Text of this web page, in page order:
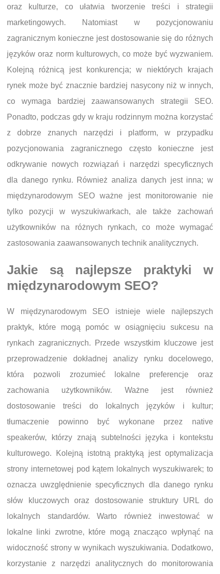
oraz kulturze, co ułatwia tworzenie treści i strategii
marketingowych. Natomiast w pozycjonowaniu
zagranicznym konieczne jest dostosowanie się do różnych
języków oraz norm kulturowych, co może być wyzwaniem.
Kolejną różnicą jest konkurencja; w niektórych krajach
rynek może być znacznie bardziej nasycony niż w innych,
co wymaga bardziej zaawansowanych strategii SEO.
Ponadto, podczas gdy w kraju rodzinnym można korzystać
z dobrze znanych narzędzi i platform, w przypadku
pozycjonowania zagranicznego często konieczne jest
odkrywanie nowych rozwiązań i narzędzi specyficznych
dla danego rynku. Również analiza danych jest inna; w
międzynarodowym SEO ważne jest monitorowanie nie
tylko pozycji w wyszukiwarkach, ale także zachowań
użytkowników na różnych rynkach, co może wymagać
zastosowania zaawansowanych technik analitycznych.
Jakie są najlepsze praktyki w
międzynarodowym SEO?
W międzynarodowym SEO istnieje wiele najlepszych
praktyk, które mogą pomóc w osiągnięciu sukcesu na
rynkach zagranicznych. Przede wszystkim kluczowe jest
przeprowadzenie dokładnej analizy rynku docelowego,
która pozwoli zrozumieć lokalne preferencje oraz
zachowania użytkowników. Ważne jest również
dostosowanie treści do lokalnych języków i kultur;
tłumaczenie powinno być wykonane przez native
speakerów, którzy znają subtelności języka i kontekstu
kulturowego. Kolejną istotną praktyką jest optymalizacja
strony internetowej pod kątem lokalnych wyszukiwarek; to
oznacza uwzględnienie specyficznych dla danego rynku
słów kluczowych oraz dostosowanie struktury URL do
lokalnych standardów. Warto również inwestować w
lokalne linki zwrotne, które mogą znacząco wpłynąć na
widoczność strony w wynikach wyszukiwania. Dodatkowo,
korzystanie z narzędzi analitycznych do monitorowania